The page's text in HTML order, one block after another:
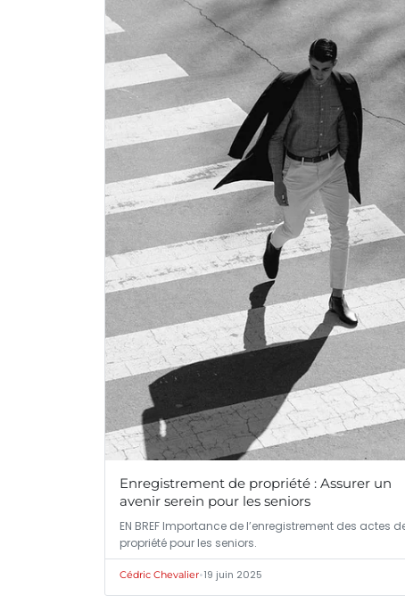
Enregistrement de propriété : Assurer un
avenir serein pour les seniors
EN BREF Importance de l’enregistrement des actes
propriété pour les seniors.
Cédric Chevalier•19 juin 2025